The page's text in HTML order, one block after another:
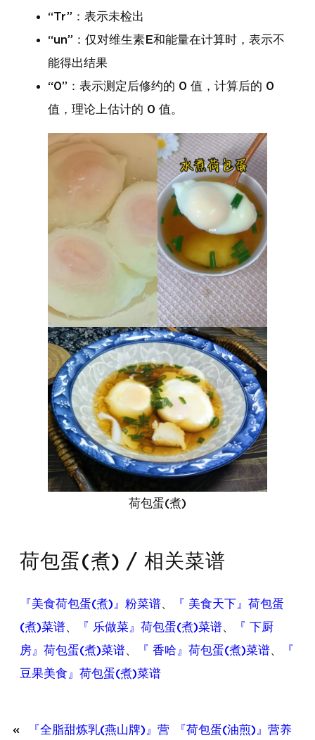
“Tr”：表示未检出
“un”：仅对维生素E和能量在计算时，表示不
能得出结果
“0”：表示测定后修约的 0 值，计算后的 0
值，理论上估计的 0 值。
荷包蛋(煮)
荷包蛋(煮) / 相关菜谱
『美食荷包蛋(煮)』粉菜谱、
『 美食天下』荷包蛋
(煮)菜谱、 『 乐做菜』荷包蛋(煮)菜谱、
『 下厨
房』荷包蛋(煮)菜谱、 『 香哈』荷包蛋(煮)菜谱、
『
豆果美食』荷包蛋(煮)菜谱
«
『全脂甜炼乳(燕山牌)』营
『荷包蛋(油煎)』营养